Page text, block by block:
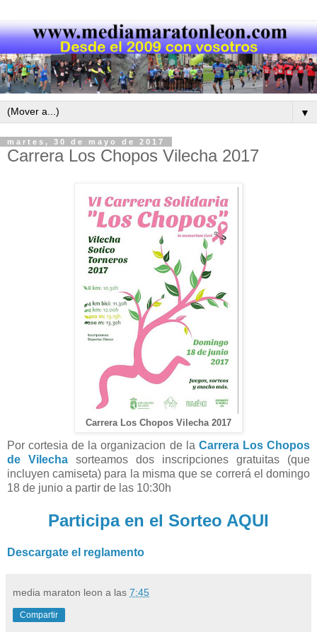
▼
martes, 30 de mayo de 2017
Carrera Los Chopos Vilecha 2017
Carrera Los Chopos Vilecha 2017
Por cortesia de la organizacion de la Carrera Los Chopos
de Vilecha sorteamos dos inscripciones gratuitas (que
incluyen camiseta) para la misma que se correrá el domingo
18 de junio a partir de las 10:30h
Participa en el Sorteo AQUI
Descargate el reglamento
media maraton leon a las 7:45
Compartir